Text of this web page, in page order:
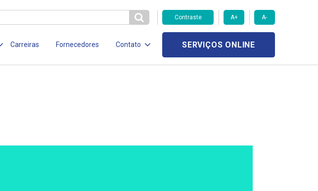
Contraste A+ A-
Carreiras Fornecedores Contato SERVIÇOS ONLINE